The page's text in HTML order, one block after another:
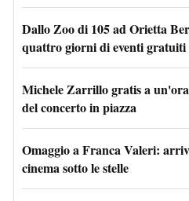
Dallo Zoo di 105 ad Orietta
quattro giorni di eventi
Michele Zarrillo gratis a
del concerto in piazza
Omaggio a Franca Valeri:
cinema sotto le stelle